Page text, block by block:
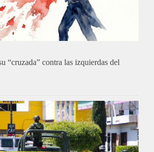
“cruzada” contra las izquierdas del